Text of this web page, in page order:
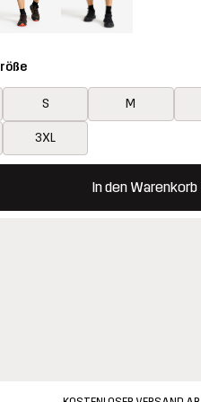
S M
3XL
In den Warenkorb
öffnet ein Fenster und legt den